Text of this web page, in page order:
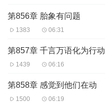
第856章 胎象有问题
1383 06:31
第857章 千言万语化为行动
1439 06:16
第858章 感觉到他们在动
1500 06:19